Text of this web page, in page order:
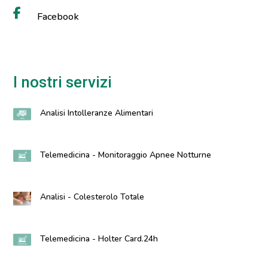
Facebook
I nostri servizi
Analisi Intolleranze Alimentari
Telemedicina - Monitoraggio Apnee Notturne
Analisi - Colesterolo Totale
Telemedicina - Holter Card.24h